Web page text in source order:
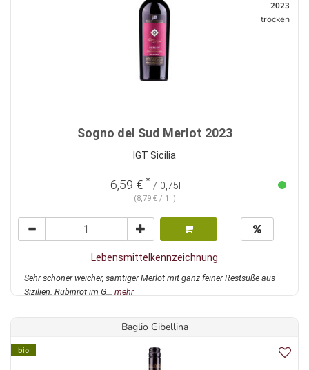
2023
trocken
Sogno del Sud Merlot 2023
IGT Sicilia
6,59 € * / 0,75l
(8,79 € / 1 l)
Lebensmittelkennzeichnung
Sehr schöner weicher, samtiger Merlot mit ganz feiner Restsüße aus
Sizilien. Rubinrot im G... mehr
Baglio Gibellina
bio